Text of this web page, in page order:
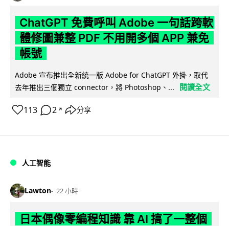
ChatGPT 免費呼叫 Adobe 一句話跨軟
體修圖兼整 PDF 不用開多個 APP 兼免
帳號
Adobe 宣布推出全新統一版 Adobe for ChatGPT 外掛，取代
去年推出三個獨立 connector，將 Photoshop、...
閱讀全文
113 2 ↗ 分享
人工智能
Lawton 22 小時
日本偶像零編程知識 靠 AI 搞了一整個